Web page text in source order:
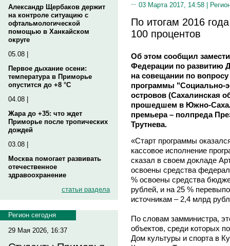
Александр Щербаков держит
на контроле ситуацию с
офтальмологической
помощью в Ханкайском
округе
05.08 |
Первое дыхание осени:
температура в Приморье
опустится до +8 °C
04.08 |
Жара до +35: что ждет
Приморье после тропических
дождей
03.08 |
Москва помогает развивать
отечественное
здравоохранение
статьи раздела
Регион сегодня
29 Мая 2026, 16:37
03 Марта 2017, 14:58 |
По итогам 2016
100 процентов
Об этом сообщил
Федерации по развитию
на совещании по
программы "Социально-
островов (Сахалинская
прошедшем в Южно-
премьера – полпреда
Трутнева.
«Старт программы
кассовое исполнение
сказал в своем докладе
освоены средства
% освоены средства
рублей, и на 25 %
источникам – 2,4 млрд
По словам замминистра,
объектов, среди которых
Дом культуры и спорта в